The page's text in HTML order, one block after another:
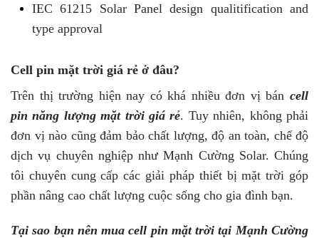
IEC 61215 Solar Panel design qualitification and
type approval
Cell pin mặt trời giá rẻ ở đâu?
Trên thị trường hiện nay có khá nhiều đơn vị bán cell
pin năng lượng mặt trời giá rẻ. Tuy nhiên, không phải
đơn vị nào cũng đảm bảo chất lượng, độ an toàn, chế độ
dịch vụ chuyên nghiệp như Mạnh Cường Solar. Chúng
tôi chuyên cung cấp các giải pháp thiết bị mặt trời góp
phần nâng cao chất lượng cuộc sống cho gia đình bạn.
Tại sao bạn nên mua cell pin mặt trời tại Mạnh Cường